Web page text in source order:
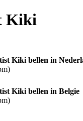
Kiki